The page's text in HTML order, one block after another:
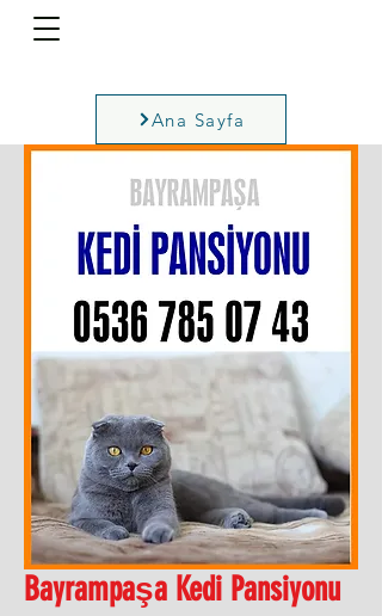
Ana Sayfa
Bayrampaşa Kedi Pansiyonu